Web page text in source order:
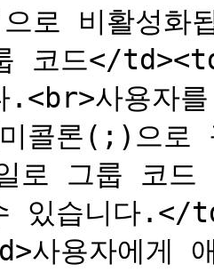
으로 비활성
코드</
.<br>사용자
콜론(;)으로
로 그룹 코
있습니다
사용자에게